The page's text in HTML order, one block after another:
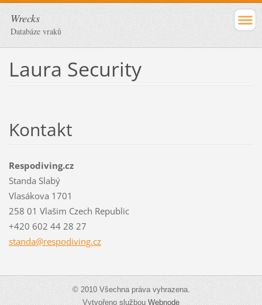
Wrecks
Databáze vraků
Laura Security
Kontakt
Respodiving.cz
Standa Slabý
Vlasákova 1701
258 01 Vlašim Czech Republic
+420 602 44 28 27
standa@respodiving.cz
© 2010 Všechna práva vyhrazena.
Vytvořeno službouWebnode